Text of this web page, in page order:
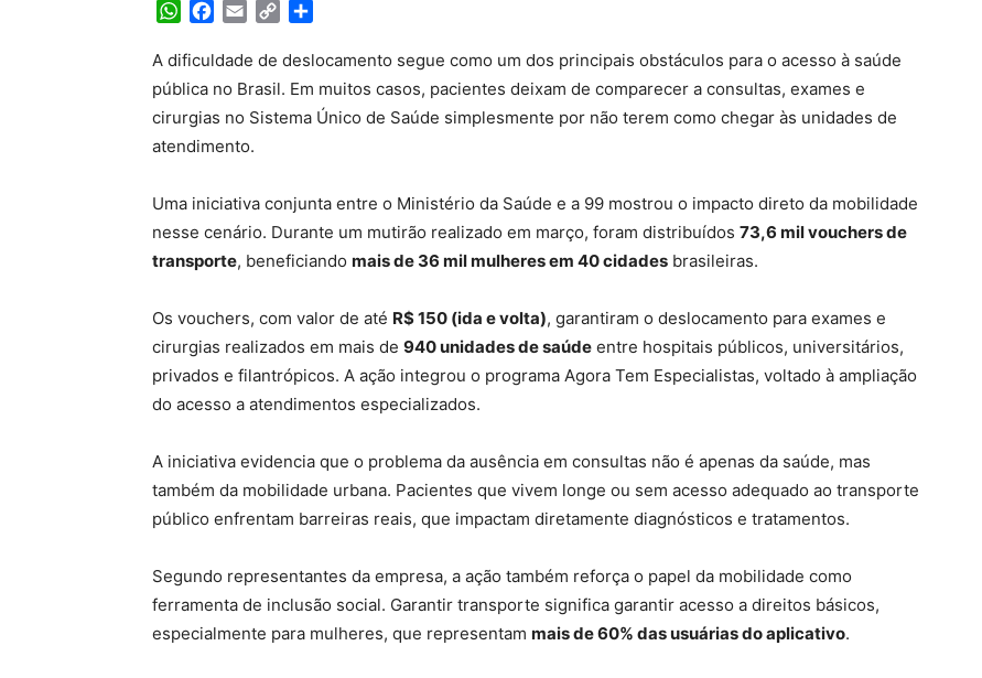
WhatsApp
Facebook
Email Copy
A dificuldade de deslocamento segue como um dos principais obstáculos para o acesso à saúde
pública no Brasil. Em muitos casos, pacientes deixam de comparecer a consultas, exames e
cirurgias no Sistema Único de Saúde simplesmente por não terem como chegar às unidades de
atendimento.
Uma iniciativa conjunta entre o Ministério da Saúde e a 99 mostrou o impacto direto da mobilidade
nesse cenário. Durante um mutirão realizado em março, foram distribuídos 73,6 mil vouchers de
transporte, beneficiando mais de 36 mil mulheres em 40 cidades brasileiras.
Os vouchers, com valor de até R$ 150 (ida e volta), garantiram o deslocamento para exames e
cirurgias realizados em mais de 940 unidades de saúde entre hospitais públicos, universitários,
privados e filantrópicos. A ação integrou o programa Agora Tem Especialistas, voltado à ampliação
do acesso a atendimentos especializados.
A iniciativa evidencia que o problema da ausência em consultas não é apenas da saúde, mas
também da mobilidade urbana. Pacientes que vivem longe ou sem acesso adequado ao transporte
público enfrentam barreiras reais, que impactam diretamente diagnósticos e tratamentos.
Segundo representantes da empresa, a ação também reforça o papel da mobilidade como
ferramenta de inclusão social. Garantir transporte significa garantir acesso a direitos básicos,
especialmente para mulheres, que representam mais de 60% das usuárias do aplicativo.